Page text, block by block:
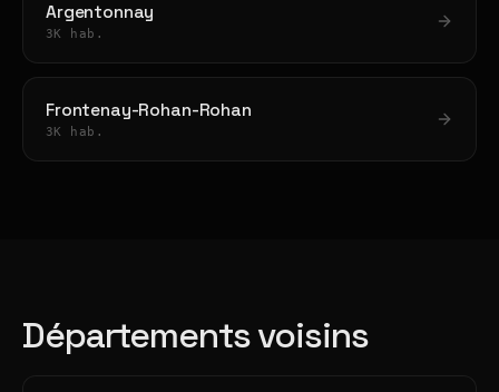
Argentonnay
3K hab.
Frontenay-Rohan-Rohan
3K hab.
Départements voisins